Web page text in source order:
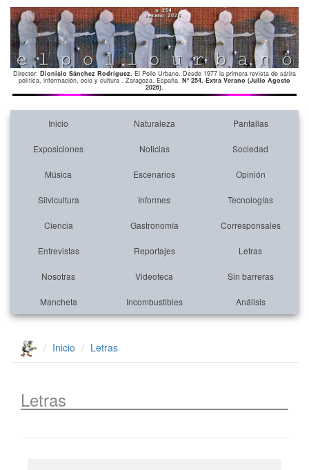
Director: Dionisio Sánchez Rodríguez. El Pollo Urbano. Desde 1977 la primera revista de sátira
política, información, ocio y cultura . Zaragoza. España. Nº 254. Extra Verano (Julio Agosto
2026).
Inicio Naturaleza Pantallas
Exposiciones Noticias Sociedad
Música Escenarios Opinión
Silvicultura Informes Tecnologías
Ciencia Gastronomía Corresponsales
Entrevistas Reportajes Letras
Nosotras Videoteca Sin barreras
Mancheta Incombustibles Análisis
Inicio Letras
Letras